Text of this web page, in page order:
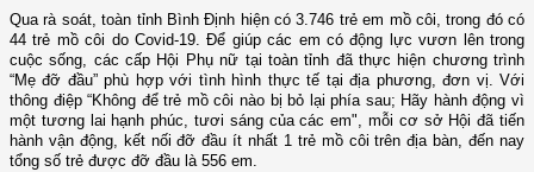
Qua rà soát, toàn tỉnh Bình Định hiện có 3.746 trẻ em mồ côi, trong đó có
44 trẻ mồ côi do Covid-19. Để giúp các em có động lực vươn lên trong
cuộc sống, các cấp Hội Phụ nữ tại toàn tỉnh đã thực hiện chương trình
“Mẹ đỡ đầu” phù hợp với tình hình thực tế tại địa phương, đơn vị. Với
thông điệp “Không để trẻ mồ côi nào bị bỏ lại phía sau; Hãy hành động vì
một tương lai hạnh phúc, tươi sáng của các em", mỗi cơ sở Hội đã tiến
hành vận động, kết nối đỡ đầu ít nhất 1 trẻ mồ côi trên địa bàn, đến nay
tổng số trẻ được đỡ đầu là 556 em.